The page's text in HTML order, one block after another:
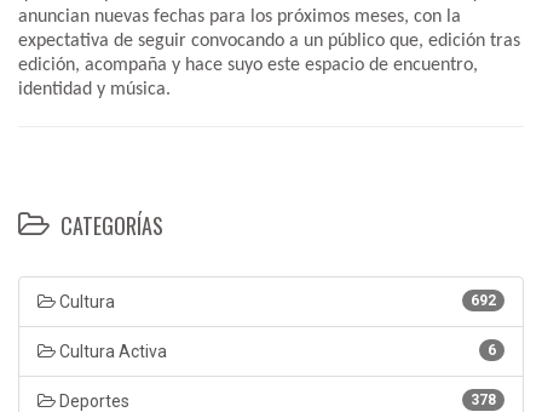
anuncian nuevas fechas para los próximos meses, con la
expectativa de seguir convocando a un público que, edición tras
edición, acompaña y hace suyo este espacio de encuentro,
identidad y música.
CATEGORÍAS
692
Cultura
6
Cultura Activa
378
Deportes